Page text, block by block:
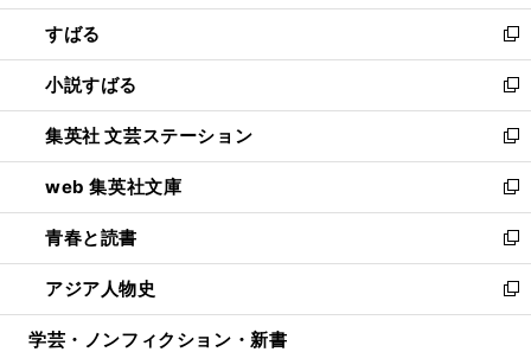
開
く
ウ
で
開
く
ン
ド
ウ
で
開
く
すばる
新
し
い
ウ
ィ
ン
ド
ウ
で
開
く
小説すばる
新
し
い
ウ
ィ
ン
ド
ウ
で
開
集英社 文芸ステーション
新
し
い
ウ
ィ
ン
ド
ウ
web 集英社文庫
新
し
い
ウ
ィ
ン
青春と読書
新
し
い
ウ
アジア人物史
新
し
学芸・ノンフィクション・新書